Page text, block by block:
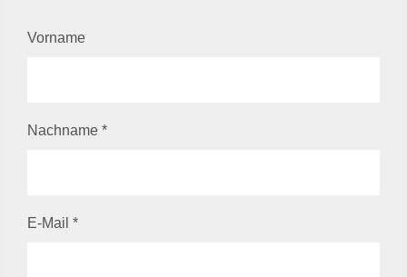
Vorname
Nachname *
E-Mail *